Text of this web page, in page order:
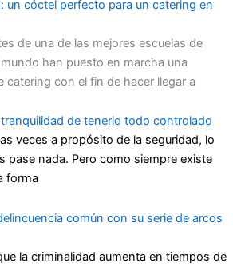
un cóctel perfecto para un catering en
de una de las mejores escuelas de
han puesto en marcha una
catering con el fin de hacer llegar a
de tenerlo todo controlado
veces a propósito de la seguridad, lo
pase nada. Pero como siempre existe
forma
común con su serie de arcos
la criminalidad aumenta en tiempos de